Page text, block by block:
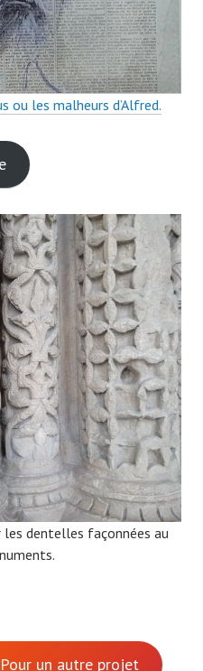
ou les malheurs d’Alfred.
les dentelles façonnées au
un autre projet